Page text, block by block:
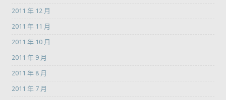
2011 年 12 月
2011 年 11 月
2011 年 10 月
2011 年 9 月
2011 年 8 月
2011 年 7 月